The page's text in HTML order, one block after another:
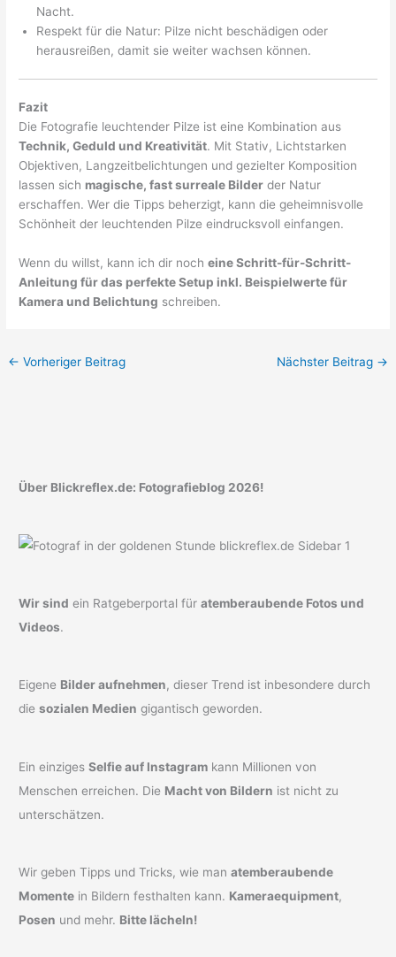
Nacht.
Respekt für die Natur: Pilze nicht beschädigen oder
herausreißen, damit sie weiter wachsen können.
Fazit
Die Fotografie leuchtender Pilze ist eine Kombination aus
Technik, Geduld und Kreativität. Mit Stativ, Lichtstarken
Objektiven, Langzeitbelichtungen und gezielter Komposition
lassen sich magische, fast surreale Bilder der Natur
erschaffen. Wer die Tipps beherzigt, kann die geheimnisvolle
Schönheit der leuchtenden Pilze eindrucksvoll einfangen.
Wenn du willst, kann ich dir nocheine Schritt-für-Schritt-
Anleitung für das perfekte Setup inkl. Beispielwerte für
Kamera und Belichtung schreiben.
← Vorheriger Beitrag Nächster Beitrag →
Über Blickreflex.de: Fotografieblog 2026!
Wir sind ein Ratgeberportal füratemberaubende Fotos und
Videos.
Eigene Bilder aufnehmen, dieser Trend ist inbesondere durch
diesozialen Medien gigantisch geworden.
Ein einzigesSelfie auf Instagram kann Millionen von
Menschen erreichen. Die Macht von Bildern ist nicht zu
unterschätzen.
Wir geben Tipps und Tricks, wie manatemberaubende
Momente in Bildern festhalten kann. Kameraequipment,
Posen und mehr. Bitte lächeln!